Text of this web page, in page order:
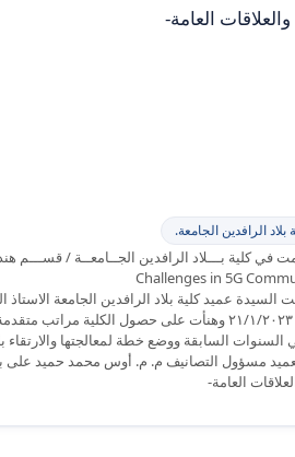
والعلاقات العامة-
بلاد الرافدين الجامعة.
Challenges in 5G
السيدة عميد كلية بلاد الرافدين الجامعة
المصادف ٢١/١/٢٠٢٣ وهنأت على حصول الكلية
السابقة ووضع خطة لمعالجتها والارتقاء
مسؤول التصانيف م. م. أوس محمد حميد على
العامة-